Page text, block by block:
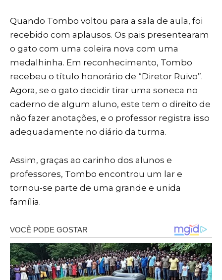
Quando Tombo voltou para a sala de aula, foi
recebido com aplausos. Os pais presentearam
o gato com uma coleira nova com uma
medalhinha. Em reconhecimento, Tombo
recebeu o título honorário de “Diretor Ruivo”.
Agora, se o gato decidir tirar uma soneca no
caderno de algum aluno, este tem o direito de
não fazer anotações, e o professor registra isso
adequadamente no diário da turma.
Assim, graças ao carinho dos alunos e
professores, Tombo encontrou um lar e
tornou-se parte de uma grande e unida
família.